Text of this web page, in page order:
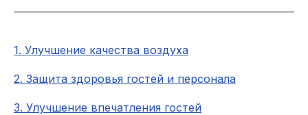
8 800 500 82
61
О компании
MAX
TELEGRAM
1. Улучшение качества воздуха
2. Защита здоровья гостей и персонала
3. Улучшение впечатления гостей